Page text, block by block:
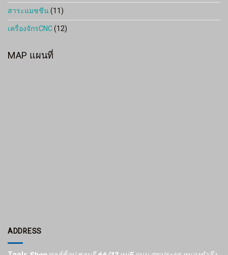
สาระแมชชีน(11)
เครื่องจักรCNC(12)
MAP แผนที่
ADDRESS